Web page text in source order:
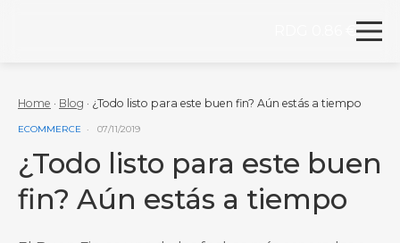
Redegal. Agencia de Marketing digital y desarrollo
Home · Blog · ¿Todo listo para este buen fin? Aún estás a tiempo
VER MÁS ENTRADAS DE LA CATEGORÍA
ECOMMERCE 07/11/2019
¿Todo listo para este buen
fin? Aún estás a tiempo